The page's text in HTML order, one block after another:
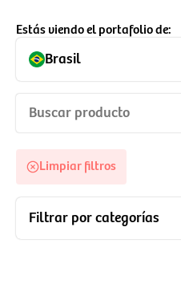
Estás viendo el portafolio de:
Brasil
Limpiar filtros
Filtrar por categorías